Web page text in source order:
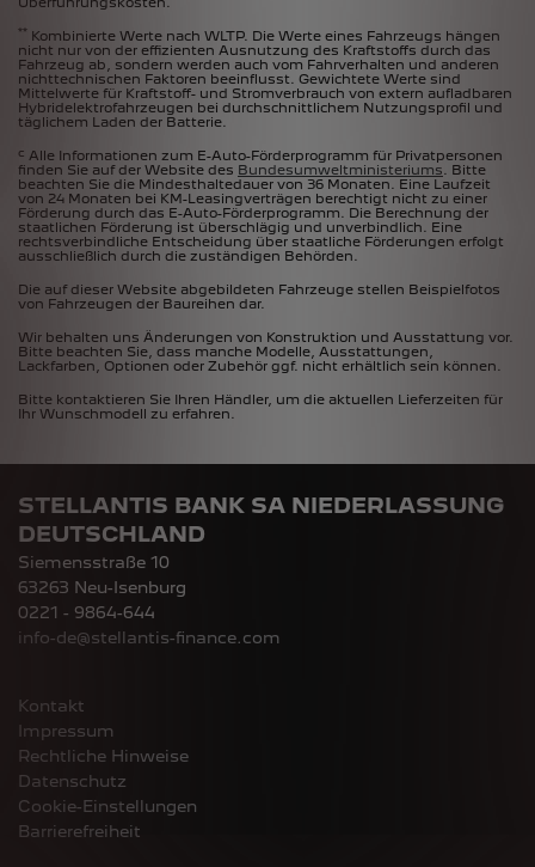
** Kombinierte Werte nach WLTP. Die Werte eines Fahrzeugs hängen
nicht nur von der effizienten Ausnutzung des Kraftstoffs durch das
Fahrzeug ab, sondern werden auch vom Fahrverhalten und anderen
nichttechnischen Faktoren beeinflusst. Gewichtete Werte sind
Mittelwerte für Kraftstoff- und Stromverbrauch von extern aufladbaren
Hybridelektrofahrzeugen bei durchschnittlichem Nutzungsprofil und
täglichem Laden der Batterie.
c Alle Informationen zum E-Auto-Förderprogramm für Privatpersonen
finden Sie auf der Website des Bundesumweltministeriums. Bitte
beachten Sie die Mindesthaltedauer von 36 Monaten. Eine Laufzeit
von 24 Monaten bei KM-Leasingverträgen berechtigt nicht zu einer
Förderung durch das E-Auto-Förderprogramm. Die Berechnung der
staatlichen Förderung ist überschlägig und unverbindlich. Eine
rechtsverbindliche Entscheidung über staatliche Förderungen erfolgt
ausschließlich durch die zuständigen Behörden.
Die auf dieser Website abgebildeten Fahrzeuge stellen Beispielfotos
von Fahrzeugen der Baureihen dar.
Wir behalten uns Änderungen von Konstruktion und Ausstattung vor.
Bitte beachten Sie, dass manche Modelle, Ausstattungen,
Lackfarben, Optionen oder Zubehör ggf. nicht erhältlich sein können.
Bitte kontaktieren Sie Ihren Händler, um die aktuellen Lieferzeiten für
Ihr Wunschmodell zu erfahren.
STELLANTIS BANK SA NIEDERLASSUNG
DEUTSCHLAND
Siemensstraße 10
63263 Neu-Isenburg
0221 - 9864-644
info-de@stellantis-finance.com
Kontakt
Impressum
Rechtliche Hinweise
Datenschutz
Cookie-Einstellungen
Barrierefreiheit